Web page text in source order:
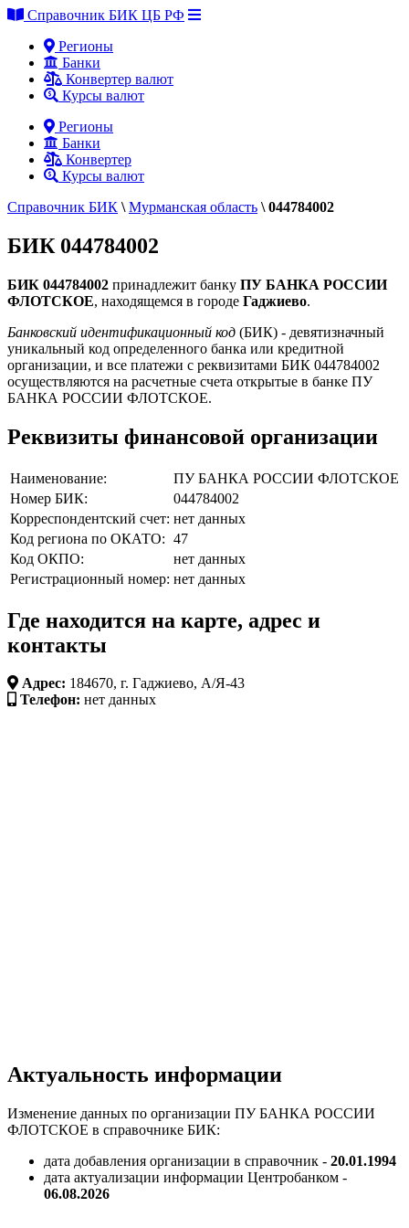
Справочник БИК ЦБ РФ
Регионы
Банки
Конвертер валют
Курсы валют
Регионы
Банки
Конвертер
Курсы валют
Справочник БИК \ Мурманская область \ 044784002
БИК 044784002
БИК 044784002 принадлежит банку ПУ БАНКА РОССИИ
ФЛОТСКОЕ, находящемся в городе Гаджиево.
Банковский идентификационный код (БИК) - девятизначный
уникальный код определенного банка или кредитной
организации, и все платежи с реквизитами БИК 044784002
осуществляются на расчетные счета открытые в банке ПУ
БАНКА РОССИИ ФЛОТСКОЕ.
Реквизиты финансовой организации
Наименование:
ПУ БАНКА РОССИИ ФЛОТСКОЕ
Номер БИК:
044784002
Корреспондентский счет: нет данных
Код региона по ОКАТО: 47
Код ОКПО:
нет данных
Регистрационный номер: нет данных
Где находится на карте, адрес и
контакты
Адрес: 184670, г. Гаджиево, А/Я-43
Телефон: нет данных
Актуальность информации
Изменение данных по организации ПУ БАНКА РОССИИ
ФЛОТСКОЕ в справочнике БИК:
дата добавления организации в справочник - 20.01.1994
дата актуализации информации Центробанком -
06.08.2026